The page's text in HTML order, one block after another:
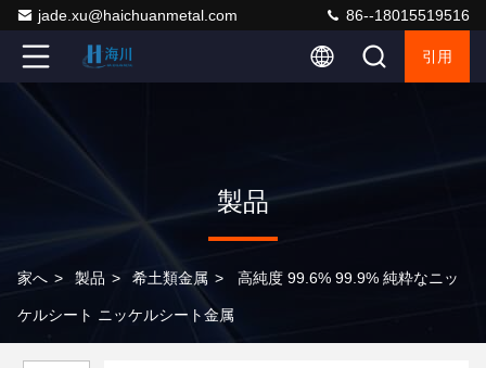
jade.xu@haichuanmetal.com 86--18015519516
引用
製品
家へ > 製品 > 希土類金属 > 高純度 99.6% 99.9% 純粋なニッ
ケルシート ニッケルシート金属